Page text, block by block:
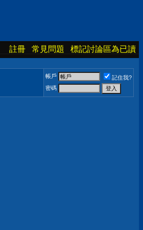
註冊 常見問題 標記討論區為已讀
帳戶
記住我?
密碼